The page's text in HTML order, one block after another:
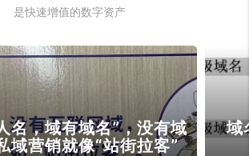
是快速增值的数字资产
名，域有域名”，没有域
域营销就像“站街拉客”
域